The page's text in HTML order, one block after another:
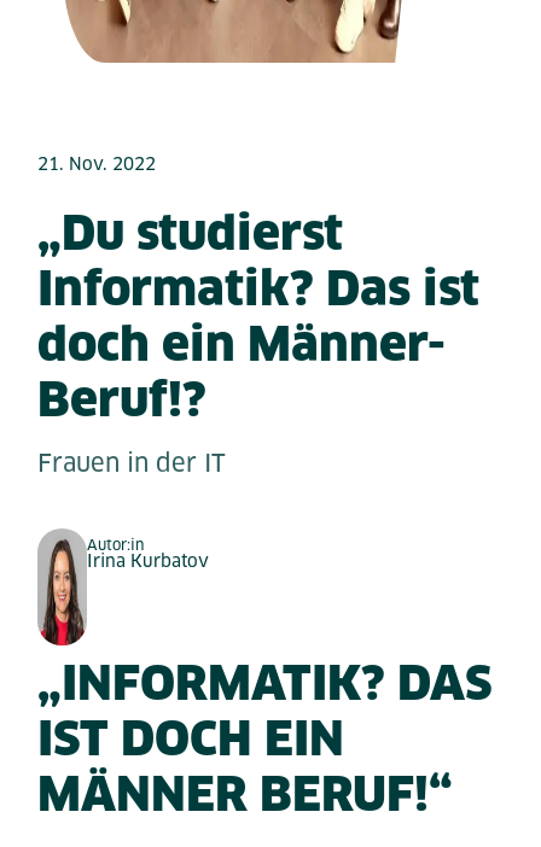
21. Nov. 2022
„Du studierst
Informatik? Das ist
doch ein Männer-
Beruf!?
Frauen in der IT
Autor:in
Irina Kurbatov
„INFORMATIK? DAS
IST DOCH EIN
MÄNNER BERUF!“